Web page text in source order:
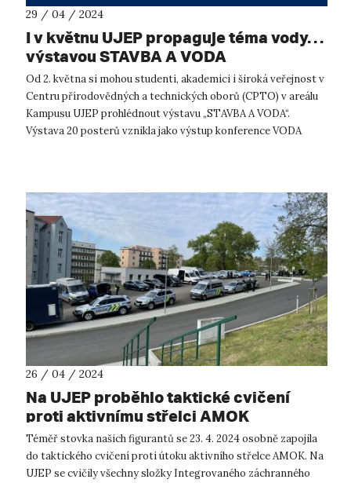
29 / 04 / 2024
I v květnu UJEP propaguje téma vody…
výstavou STAVBA A VODA
Od 2. května si mohou studenti, akademici i široká veřejnost v
Centru přírodovědných a technických oborů (CPTO) v areálu
Kampusu UJEP prohlédnout výstavu „STAVBA A VODA“.
Výstava 20 posterů vznikla jako výstup konference VODA
26 / 04 / 2024
Na UJEP proběhlo taktické cvičení
proti aktivnímu střelci AMOK
Téměř stovka našich figurantů se 23. 4. 2024 osobně zapojila
do taktického cvičení proti útoku aktivního střelce AMOK. Na
UJEP se cvičily všechny složky Integrovaného záchranného